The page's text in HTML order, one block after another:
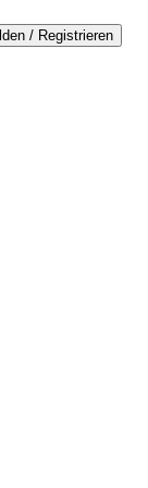
/ Registrieren